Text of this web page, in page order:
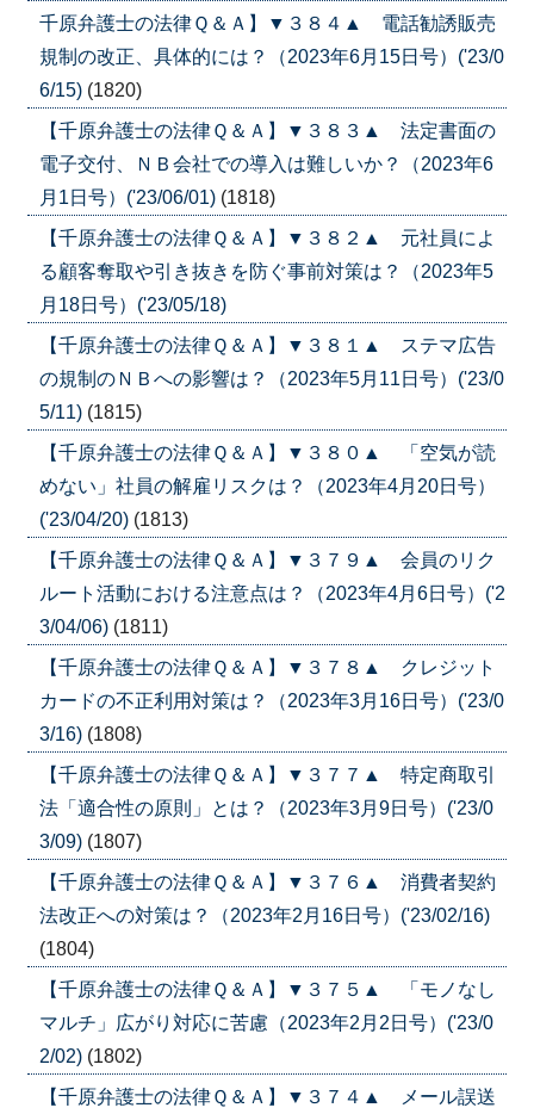
千原弁護士の法律Ｑ＆Ａ】▼３８４▲ 電話勧誘販売
規制の改正、具体的には？（2023年6月15日号）('23/0
6/15) (1820)
【千原弁護士の法律Ｑ＆Ａ】▼３８３▲ 法定書面の
電子交付、ＮＢ会社での導入は難しいか？（2023年6
月1日号）('23/06/01) (1818)
【千原弁護士の法律Ｑ＆Ａ】▼３８２▲ 元社員によ
る顧客奪取や引き抜きを防ぐ事前対策は？（2023年5
月18日号）('23/05/18)
【千原弁護士の法律Ｑ＆Ａ】▼３８１▲ ステマ広告
の規制のＮＢへの影響は？（2023年5月11日号）('23/0
5/11) (1815)
【千原弁護士の法律Ｑ＆Ａ】▼３８０▲ 「空気が読
めない」社員の解雇リスクは？（2023年4月20日号）
('23/04/20) (1813)
【千原弁護士の法律Ｑ＆Ａ】▼３７９▲ 会員のリク
ルート活動における注意点は？（2023年4月6日号）('2
3/04/06) (1811)
【千原弁護士の法律Ｑ＆Ａ】▼３７８▲ クレジット
カードの不正利用対策は？（2023年3月16日号）('23/0
3/16) (1808)
【千原弁護士の法律Ｑ＆Ａ】▼３７７▲ 特定商取引
法「適合性の原則」とは？（2023年3月9日号）('23/0
3/09) (1807)
【千原弁護士の法律Ｑ＆Ａ】▼３７６▲ 消費者契約
法改正への対策は？（2023年2月16日号）('23/02/16)
(1804)
【千原弁護士の法律Ｑ＆Ａ】▼３７５▲ 「モノなし
マルチ」広がり対応に苦慮（2023年2月2日号）('23/0
2/02) (1802)
【千原弁護士の法律Ｑ＆Ａ】▼３７４▲ メール誤送